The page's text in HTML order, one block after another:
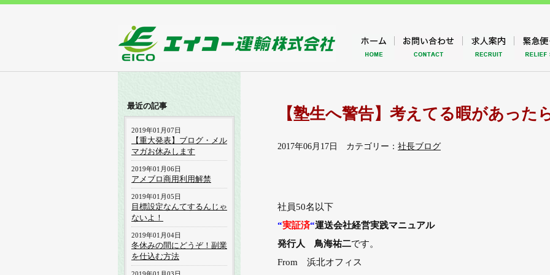
【塾生へ警告】考えてる暇があった
2017年06月17日 カテゴリー： 社長ブログ
社員50名以下
“実証済“運送会社経営実践マニュアル
発行人 鳥海祐二です。
From 浜北オフィス
最近の記事
2019年01月07日
【重大発表】ブログ・メル
マガお休みします
2019年01月06日
アメブロ商用利用解禁
2019年01月05日
目標設定なんてするんじゃ
ないよ！
2019年01月04日
冬休みの間にどうぞ！副業
を仕込む方法